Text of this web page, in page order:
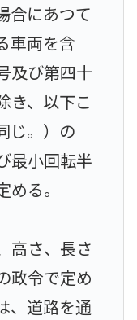
合にあつて
車両を含
及び第四十
き、以下こ
じ。）の
最小回転半
る。
高さ、長さ
政令で定め
、道路を通